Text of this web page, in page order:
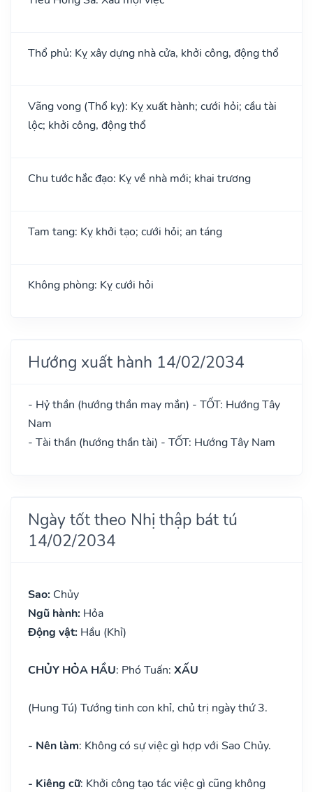
Thổ phủ: Kỵ xây dựng nhà cửa, khởi công, động thổ
Vãng vong (Thổ kỵ): Kỵ xuất hành; cưới hỏi; cầu tài
lộc; khởi công, động thổ
Chu tước hắc đạo: Kỵ về nhà mới; khai trương
Tam tang: Kỵ khởi tạo; cưới hỏi; an táng
Không phòng: Kỵ cưới hỏi
Hướng xuất hành 14/02/2034
- Hỷ thần (hướng thần may mắn) - TỐT: Hướng Tây
Nam
- Tài thần (hướng thần tài) - TỐT: Hướng Tây Nam
Ngày tốt theo Nhị thập bát tú
14/02/2034
Sao: Chủy
Ngũ hành: Hỏa
Động vật: Hầu (Khỉ)
CHỦY HỎA HẦU: Phó Tuấn: XẤU
(Hung Tú) Tướng tinh con khỉ, chủ trị ngày thứ 3.
- Nên làm: Không có sự việc gì hợp với Sao Chủy.
- Kiêng cữ: Khởi công tạo tác việc gì cũng không